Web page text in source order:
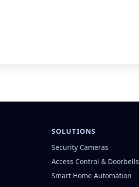
SOLUTIONS
Security Cameras
Access Control & Doorbells
Smart Home Automation